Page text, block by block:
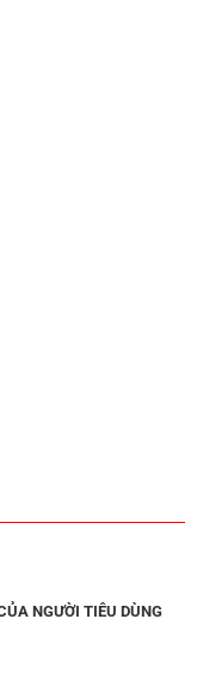
NGƯỜI TIÊU DÙNG